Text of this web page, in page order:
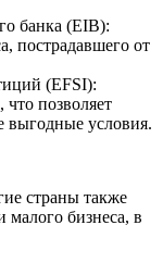
банка (EIB):
пострадавшего от
(EFSI):
позволяет
выгодные условия.
страны также
бизнеса, в